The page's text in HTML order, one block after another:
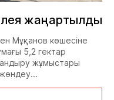
жаңартылды
Мұқанов көшесіне
5,2 гектар
жұмыстары